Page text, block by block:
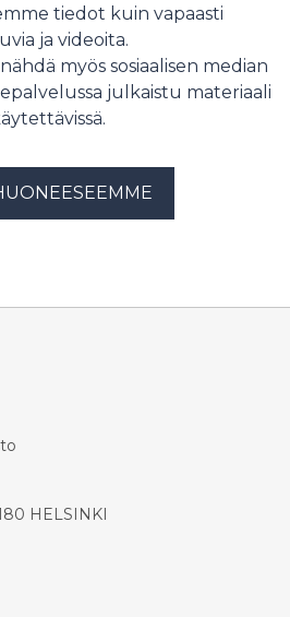
tiedot kuin vapaasti
ja videoita.
myös sosiaalisen median
julkaistu materiaali
HELSINKI